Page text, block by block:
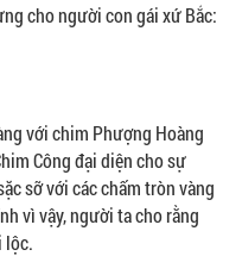
cho người con gái xứ Bắc:
với chim Phượng Hoàng
Công đại diện cho sự
sỡ với các chấm tròn vàng
vì vậy, người ta cho rằng
lộc.